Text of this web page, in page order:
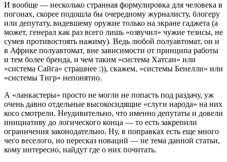
И вообще — несколько странная формулировка для человека в
погонах, скорее подошла бы очередному журналисту, блогеру
или депутату, видевшему оружие только на экране гаджета (а
может, генерал как раз всего лишь «озвучил» чужие тезисы, не
сумев противостоять нажиму). Ведь любой полуавтомат, он и
в Африке полуавтомат, вне зависимости от принципа работы
и тем более бренда, и чем таким «система Хатсан» или
«система Сайга» страшнее :)), скажем, «системы Бенелли» или
«системы Тигр» непонятно.
А «ланкастеры» просто не могли не попасть под раздачу, уж
очень давно отдельные высокосидящие «слуги народа» на них
косо смотрели. Неудивительно, что именно депутаты и довели
инициативу до логического конца — то есть закрепили
ограничения законодательно. Ну, в поправках есть еще много
чего веселого, но пересказ новаций — не тема данной статьи,
кому интересно, найдут где о них почитать.